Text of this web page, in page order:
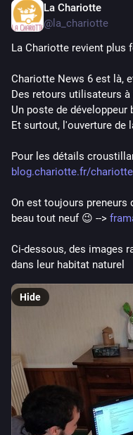
La Chariotte
@la_chariotte
La Chariotte revient plus
Chariotte News 6 est là,
Des retours utilisateurs
Un poste de développeur
Et surtout, l'ouverture de
Pour les détails
blog.chariotte.fr/
On est toujours preneurs
beau tout neuf 😉 -->
Ci-dessous, des images
dans leur habitat naturel
Hide